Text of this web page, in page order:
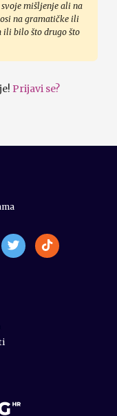
mišljenje ali na
na gramatičke ili
ili bilo što drugo što
Prijavi se?